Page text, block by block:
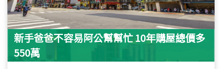
新手爸爸不容易阿公幫幫忙 10年購屋總價多
550萬